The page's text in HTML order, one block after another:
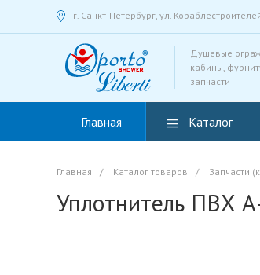
г. Санкт-Петербург, ул.
Душевые
кабины,
запчасти
Главная Каталог
Главная / Каталог товаров / Запчасти
Уплотнитель ПВХ